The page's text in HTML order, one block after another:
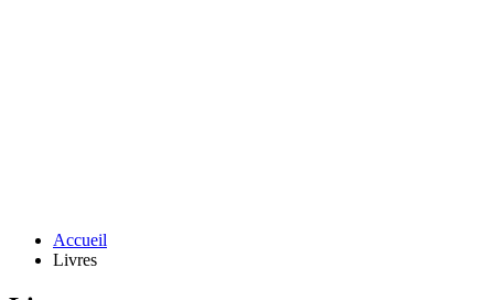
Accueil
Livres